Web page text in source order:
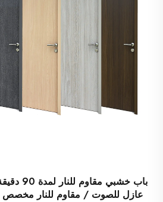
عازل للصوت / مقاوم للنار مخصص